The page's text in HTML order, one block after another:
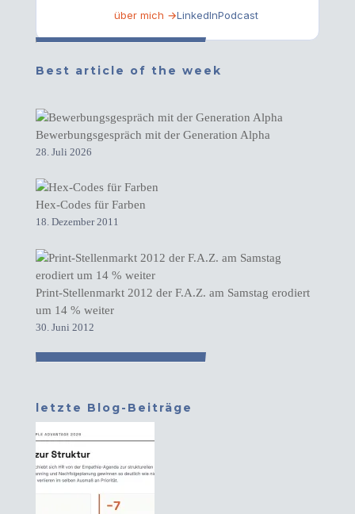
über mich →LinkedInPodcast
Best article of the week
Bewerbungsgespräch mit der Generation Alpha
28. Juli 2026
Hex-Codes für Farben
18. Dezember 2011
Print-Stellenmarkt 2012 der F.A.Z. am Samstag erodiert
um 14 % weiter
30. Juni 2012
letzte Blog-Beiträge